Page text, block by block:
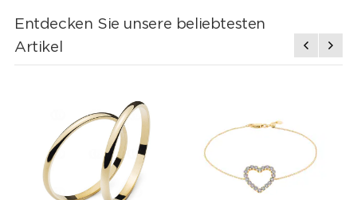
Entdecken Sie unsere beliebtesten
Artikel